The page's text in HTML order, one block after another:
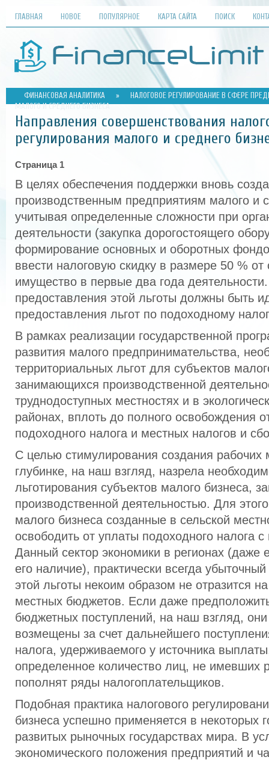
ГЛАВНАЯ НОВОЕ ПОПУЛЯРНОЕ КАРТА САЙТА ПОИСК
ФИНАНСОВАЯ АНАЛИТИКА »
НАЛОГОВОЕ РЕГУЛИРОВАНИЕ В СФЕРЕ
МАЛОГО И СРЕДНЕГО БИЗНЕСА
Направления совершенствования
регулирования малого и среднего
Страница 1
В целях обеспечения поддержки вновь
производственным предприятиям малого и
учитывая определенные сложности при
деятельности (закупка дорогостоящего
формирование основных и оборотных
ввести налоговую скидку в размере 50 %
имущество в первые два года
предоставления этой льготы должны быть
предоставления льгот по подоходному
В рамках реализации государственной
развития малого предпринимательства,
территориальных льгот для субъектов
занимающихся производственной
труднодоступных местностях и в
районах, вплоть до полного освобождения
подоходного налога и местных налогов и
С целью стимулирования создания рабочих
глубинке, на наш взгляд, назрела
льготирования субъектов малого бизнеса,
производственной деятельностью. Для
малого бизнеса созданные в сельской
освободить от уплаты подоходного налога
Данный сектор экономики в регионах (даже
его наличие), практически всегда
этой льготы некоим образом не отразится
местных бюджетов. Если даже
бюджетных поступлений, на наш взгляд, они
возмещены за счет дальнейшего
налога, удерживаемого у источника
определенное количество лиц, не имевших
пополнят ряды налогоплательщиков.
Подобная практика налогового
бизнеса успешно применяется в некоторых
развитых рыночных государствах мира. В
экономического положения предприятий и